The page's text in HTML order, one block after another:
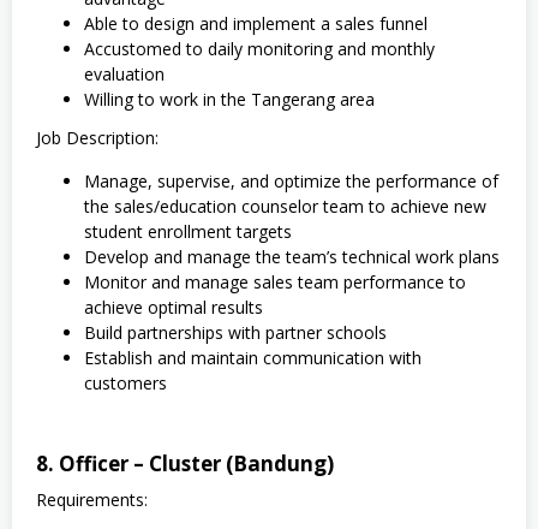
Able to design and implement a sales funnel
Accustomed to daily monitoring and monthly
evaluation
Willing to work in the Tangerang area
Job Description:
Manage, supervise, and optimize the performance of
the sales/education counselor team to achieve new
student enrollment targets
Develop and manage the team’s technical work plans
Monitor and manage sales team performance to
achieve optimal results
Build partnerships with partner schools
Establish and maintain communication with
customers
8. Officer – Cluster (Bandung)
Requirements: